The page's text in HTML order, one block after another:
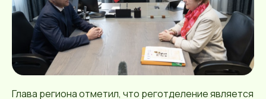
Глава региона отметил, что реготделение является